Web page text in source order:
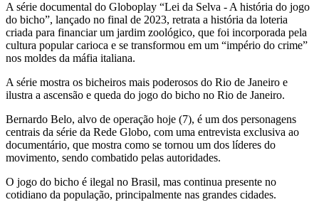
A série documental do Globoplay “Lei da Selva - A história do jogo
do bicho”, lançado no final de 2023, retrata a história da loteria
criada para financiar um jardim zoológico, que foi incorporada pela
cultura popular carioca e se transformou em um “império do crime”
nos moldes da máfia italiana.
A série mostra os bicheiros mais poderosos do Rio de Janeiro e
ilustra a ascensão e queda do jogo do bicho no Rio de Janeiro.
Bernardo Belo, alvo de operação hoje (7), é um dos personagens
centrais da série da Rede Globo, com uma entrevista exclusiva ao
documentário, que mostra como se tornou um dos líderes do
movimento, sendo combatido pelas autoridades.
O jogo do bicho é ilegal no Brasil, mas continua presente no
cotidiano da população, principalmente nas grandes cidades.